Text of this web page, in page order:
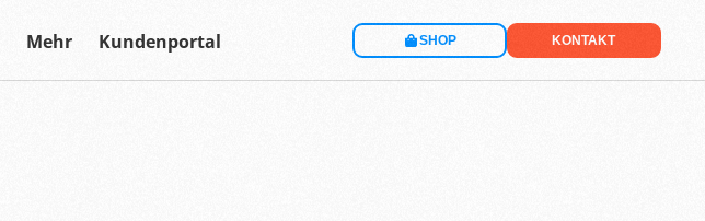
Mehr Kundenportal SHOP KONTAKT